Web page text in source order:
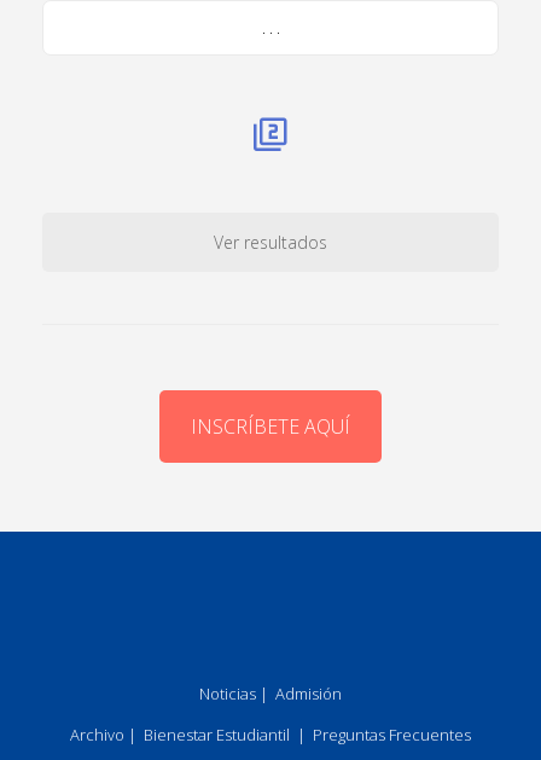
. . .
Ver resultados
INSCRÍBETE AQUÍ
Noticias | Admisión
Archivo | Bienestar Estudiantil | Preguntas Frecuentes